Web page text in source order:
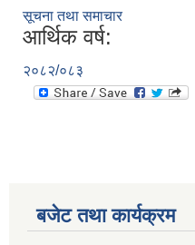
सूचना तथा समाचार
आर्थिक वर्ष:
२०८२/०८३
बजेट तथा कार्यक्रम